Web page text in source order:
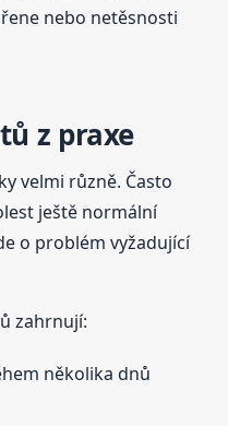
nebo netěsnosti
z praxe
velmi různě. Často
ještě normální
o problém vyžadující
zahrnují:
několika dnů